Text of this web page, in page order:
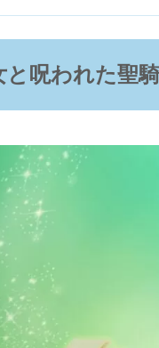
と呪われた聖